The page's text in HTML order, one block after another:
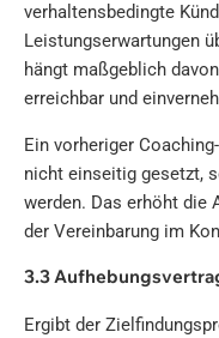
verhaltensbedingte
Leistungserwartungen
hängt maßgeblich
erreichbar und
Ein vorheriger
nicht einseitig gesetzt,
werden. Das erhöht die
der Vereinbarung im
3.3
Ergibt der